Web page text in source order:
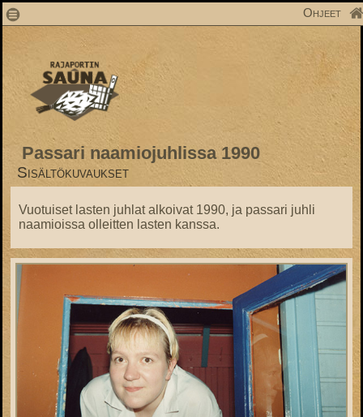
1 Ohjeet
Passari naamiojuhlissa 1990
Sisältökuvaukset
Vuotuiset lasten juhlat alkoivat 1990, ja passari juhli
naamioissa olleitten lasten kanssa.